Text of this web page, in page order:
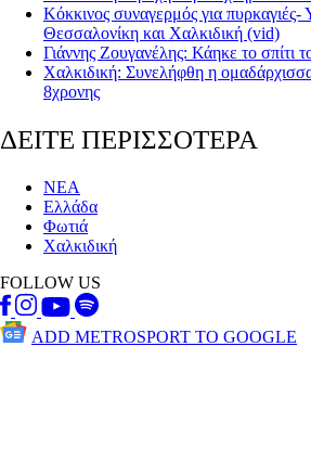
Κόκκινος συναγερμός για πυρκαγιές-
Θεσσαλονίκη και Χαλκιδική (vid)
Γιάννης Ζουγανέλης: Κάηκε το σπίτι
Χαλκιδική: Συνελήφθη η ομαδάρχισσα
8χρονης
ΔΕΙΤΕ ΠΕΡΙΣΣΟΤΕΡΑ
ΝΕΑ
Ελλάδα
Φωτιά
Χαλκιδική
FOLLOW US
ADD METROSPORT TO GOOGLE